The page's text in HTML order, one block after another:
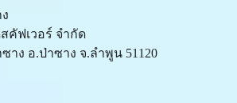
คัฟเวอร์ จำกัด
าง อ.ป่าซาง จ.ลำพูน 51120